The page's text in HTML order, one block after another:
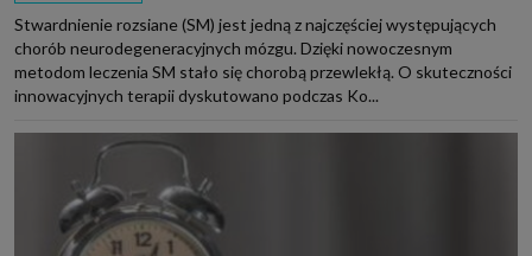
Stwardnienie rozsiane (SM) jest jedną z najczęściej występujących
chorób neurodegeneracyjnych mózgu. Dzięki nowoczesnym
metodom leczenia SM stało się chorobą przewlekłą. O skuteczności
innowacyjnych terapii dyskutowano podczas Ko...